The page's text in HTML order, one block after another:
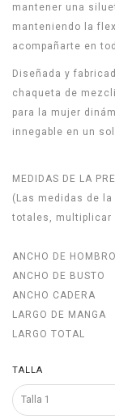
mantener una
manteniendo la
acompañarte en
Diseñada y
chaqueta de
para la mujer
innegable en un
MEDIDAS DE LA
(Las medidas de
totales, multiplicar
ANCHO DE
ANCHO DE BUSTO
ANCHO CADERA
LARGO DE MANGA
LARGO TOTAL
TALLA